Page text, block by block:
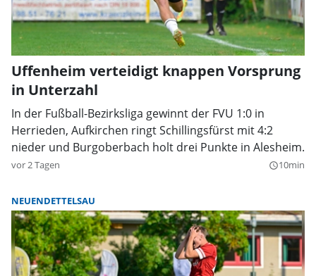
Uffenheim verteidigt knappen Vorsprung
in Unterzahl
In der Fußball-Bezirksliga gewinnt der FVU 1:0 in
Herrieden, Aufkirchen ringt Schillingsfürst mit 4:2
nieder und Burgoberbach holt drei Punkte in Alesheim.
vor 2 Tagen query_builder10min
NEUENDETTELSAU